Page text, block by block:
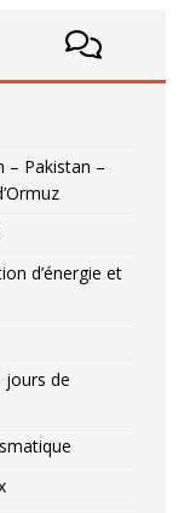
– Pakistan –
d’énergie et
jours de